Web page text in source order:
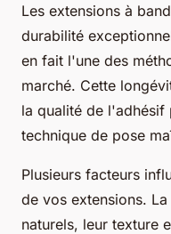
Les extensions à
durabilité
en fait l'une des
marché. Cette
la qualité de l'adhésif
technique de pose
Plusieurs facteurs
de vos extensions.
naturels, leur texture